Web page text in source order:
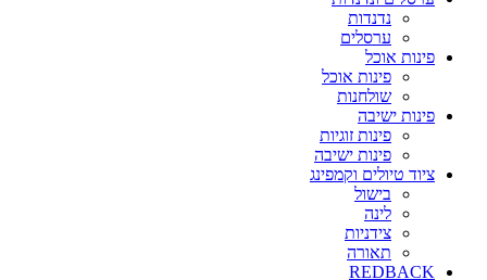
נדנדות
ערסלים
פינות אוכל
פינות אוכל
שולחנות
פינות ישיבה
פינות זוגיות
פינות ישיבה
ציוד טיולים וקמפינג
בישול
לינה
צידניות
תאורה
REDBACK